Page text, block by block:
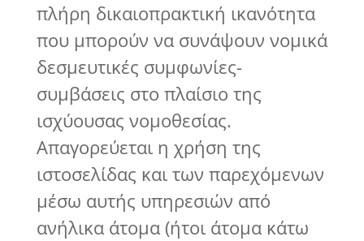
πλήρη δικαιοπρακτική ικανότητα
που μπορούν να συνάψουν νομικά
δεσμευτικές συμφωνίες-
συμβάσεις στο πλαίσιο της
ισχύουσας νομοθεσίας.
Απαγορεύεται η χρήση της
ιστοσελίδας και των παρεχόμενων
μέσω αυτής υπηρεσιών από
ανήλικα άτομα (ήτοι άτομα κάτω